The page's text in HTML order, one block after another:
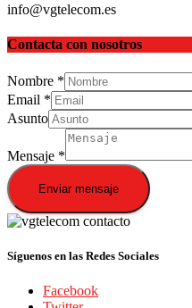
info@vgtelecom.es
Contacta con nosotros
Nombre *
Email *
Asunto
Mensaje *
Enviar mensaje
Síguenos en las Redes Sociales
Facebook